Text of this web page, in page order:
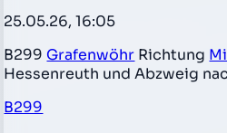
25.05.26, 16:05
B299 Grafenwöhr Richtung
Hessenreuth und Abzweig
B299